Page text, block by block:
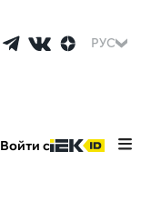
РУС
Войти с